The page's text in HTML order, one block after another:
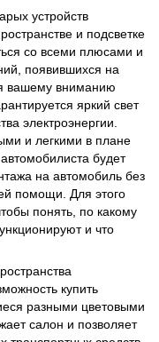
устройств
и подсветке
со всеми плюсами и
появившихся на
вашему вниманию
яркий свет
электроэнергии.
и легкими в плане
будет
на автомобиль без
помощи. Для этого
понять, по какому
и что
купить
разными цветовыми
салон и позволяет